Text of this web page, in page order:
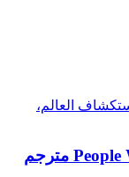
العالم،
فيلم People We Meet on Vacation 2026 مترجم